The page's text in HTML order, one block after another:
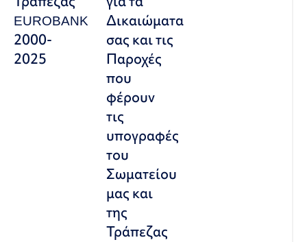
EUROBANK
2000-
2025
Δικαιώματα
σας και τις
Παροχές
που
φέρουν
τις
υπογραφές
του
Σωματείου
μας και
της
Τράπεζας